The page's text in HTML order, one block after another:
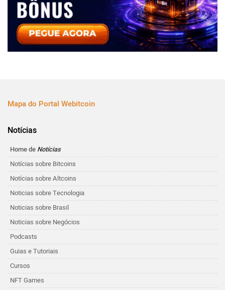
Mapa do Portal Webitcoin
Notícias
Home de Notícias
Notícias sobre Bitcoins
Notícias sobre Altcoins
Noticias sobre Tecnologia
Noticias sobre Brasil
Noticias sobre Negócios
Podcasts
Guias e Tutoriais
Cursos
NFT Games